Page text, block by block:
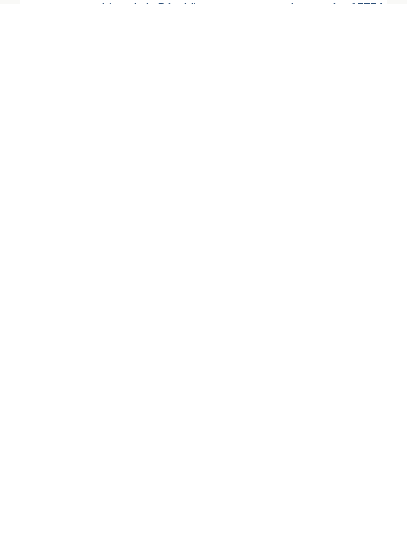
commerce extérieur de la République
requête numéro 67774